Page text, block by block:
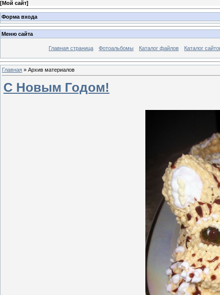
[Мой сайт]
Форма входа
Меню сайта
Главная страница Фотоальбомы Каталог файлов Каталог
Главная » Архив материалов
С Новым Годом!